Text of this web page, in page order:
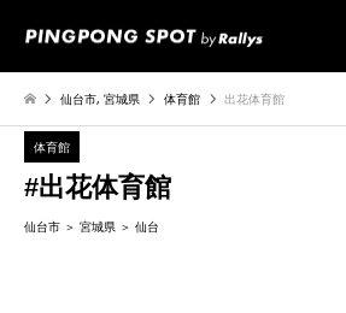
仙台市,宮城県 体育館 出花体育館
体育館
#出花体育館
仙台市 宮城県 仙台